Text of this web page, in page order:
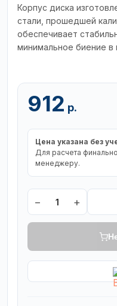
Корпус диска
стали, прошедшей
обеспечивает
минимальное биение
912 р.
Цена указана без
Для расчета
менеджеру.
− 1 +